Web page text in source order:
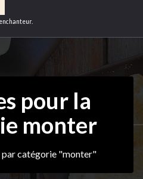
pour la
monter
par catégorie "monter"